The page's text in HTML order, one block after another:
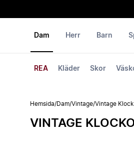
Dam
REA Kläder Skor
Herr Barn
Hemsida/Dam/Vintage/Vintage
VINTAGE